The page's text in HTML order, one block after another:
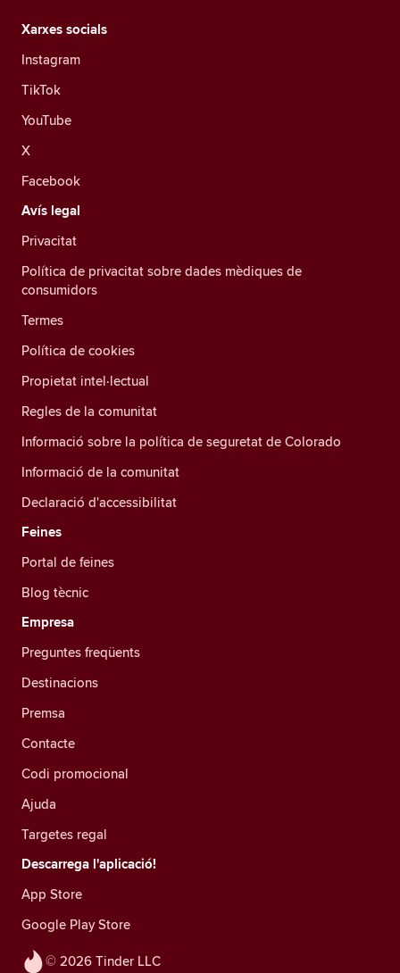
© 2026 Tinder LLC
Xarxes socials
Instagram
TikTok
YouTube
X
Facebook
Avís legal
Privacitat
Política de privacitat sobre dades mèdiques de
consumidors
Termes
Política de cookies
Propietat intel·lectual
Regles de la comunitat
Informació sobre la política de seguretat de Colorado
Informació de la comunitat
Declaració d'accessibilitat
Feines
Portal de feines
Blog tècnic
Empresa
Preguntes freqüents
Destinacions
Premsa
Contacte
Codi promocional
Ajuda
Targetes regal
Descarrega l'aplicació!
App Store
Google Play Store